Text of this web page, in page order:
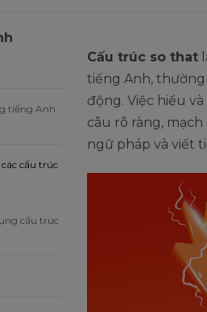
tiếng Anh
cấu trúc
cấu trúc
Cấu trúc so that
tiếng Anh,
động. Việc hiểu
câu rõ ràng,
ngữ pháp và viết